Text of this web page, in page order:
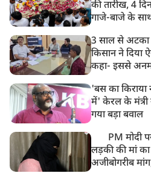
की तारीख, 4
गाजे-बाजे के साथ
3 साल से अटका
किसान ने
कहा- इससे
'बस का किराया
में' केरल के मंत्री
गया बड़ा बवाल
PM मोदी
लड़की की मां
अजीबोगरीब